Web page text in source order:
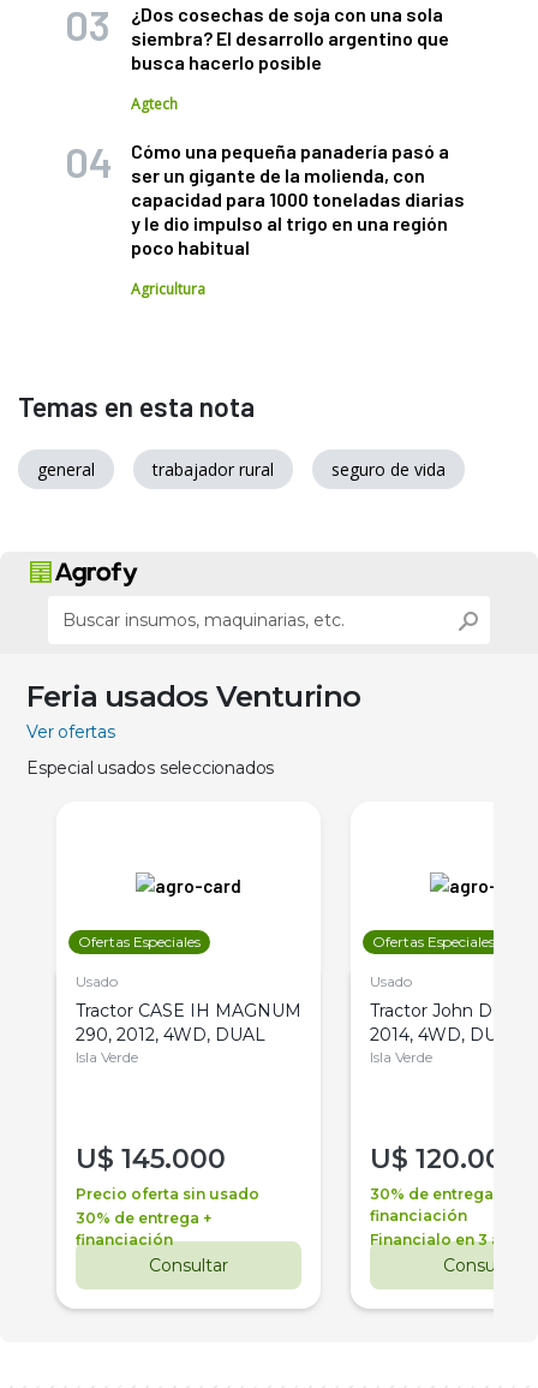
¿Dos cosechas de soja con una sola
siembra? El desarrollo argentino que
busca hacerlo posible
Agtech
Cómo una pequeña panadería pasó a
ser un gigante de la molienda, con
capacidad para 1000 toneladas diarias
y le dio impulso al trigo en una región
poco habitual
Agricultura
Temas en esta nota
general trabajador rural seguro de vida
Feria usados Venturino
Ver ofertas
Especial usados seleccionados
Ofertas Especiales
Usado
Tractor CASE IH MAGNUM
290, 2012, 4WD, DUAL
Isla Verde
U$ 145.000
Precio oferta sin usado
30% de entrega +
financiación
Consultar
Ofertas Especiales
Usado
Tractor John Deere
2014, 4WD, DUAL
Isla Verde
U$ 120.000
30% de entrega +
financiación
Financialo en 3 años
Consultar